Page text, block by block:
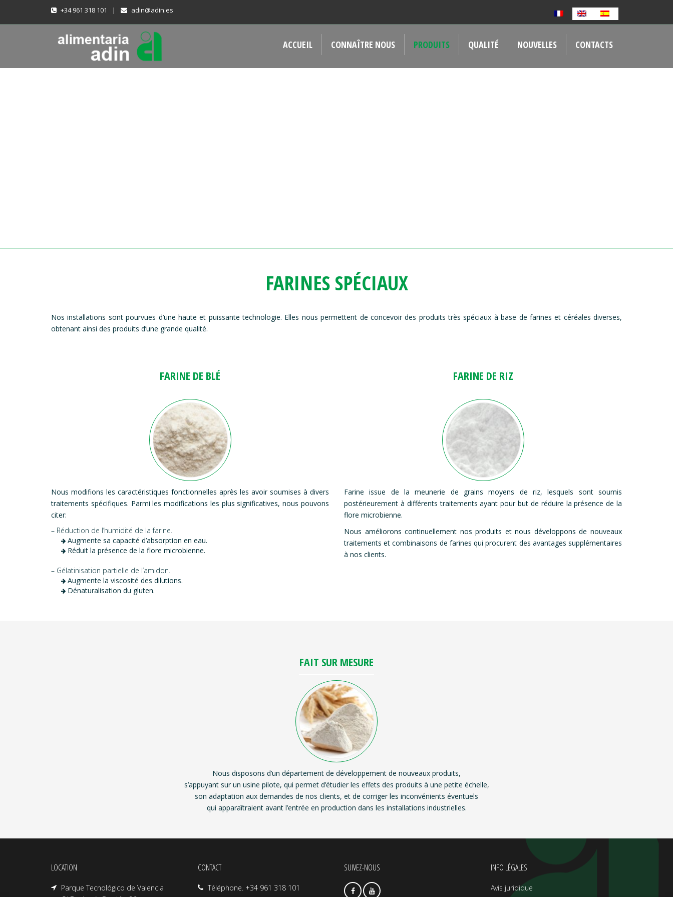
+34 961 318 101 | adin@adin.es
ACCUEIL CONNAÎTRE NOUS PRODUITS QUALITÉ NOUVELLES CONTACTS
FARINES SPÉCIAUX
Nos installations sont pourvues d’une haute et puissante technologie. Elles nous permettent de concevoir des produits très spéciaux à base de farines et céréales diverses,
obtenant ainsi des produits d’une grande qualité.
FARINE DE BLÉ
Nous modifions les caractéristiques fonctionnelles après les avoir soumises à divers
traitements spécifiques. Parmi les modifications les plus significatives, nous pouvons
citer:
– Réduction de l’humidité de la farine.
Augmente sa capacité d’absorption en eau.
Réduit la présence de la flore microbienne.
– Gélatinisation partielle de l’amidon.
Augmente la viscosité des dilutions.
Dénaturalisation du gluten.
FARINE DE RIZ
Farine issue de la meunerie de grains moyens de riz, lesquels sont soumis
postérieurement à différents traitements ayant pour but de réduire la présence de la
flore microbienne.
Nous améliorons continuellement nos produits et nous développons de nouveaux
traitements et combinaisons de farines qui procurent des avantages supplémentaires
à nos clients.
FAIT SUR MESURE
Nous disposons d’un département de développement de nouveaux produits,
s’appuyant sur un usine pilote, qui permet d’étudier les effets des produits à une petite échelle,
son adaptation aux demandes de nos clients, et de corriger les inconvénients éventuels
qui apparaîtraient avant l’entrée en production dans les installations industrielles.
LOCATION
Parque Tecnológico de Valencia
CONTACT
Téléphone. +34 961 318 101
SUIVEZ-NOUS INFO LÉGALES
Avis juridique